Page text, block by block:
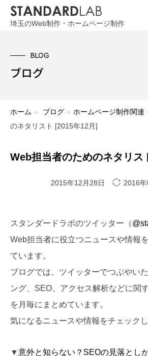
埼玉のWeb制作・ホームページ制作
BLOG
ブログ
ホーム » ブログ » ホームページ制作関連
のネタリスト [2015年12月]
Web担当者のためのネタリス
2015年12月28日 2016
スタンダードラボのツイッター（
Web担当者に役立つニュースや情報
ています。
ブログでは、ツイッターでつぶやい
ング、SEO、アクセス解析などに関
を月毎にまとめています。
気になるニュースや情報をチェック
▼意外と知らない？SEOの見落とし